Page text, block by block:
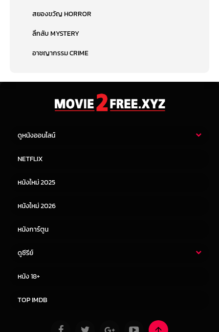
สยองขวัญ HORROR
ลึกลับ MYSTERY
อาชญากรรม CRIME
ดูหนังออนไลน์
หนังจีน
NETFLIX
หนังใหม่ 2025
หนังใหม่ 2026
หนังการ์ตูน
ดูซีรีย์
หนัง 18+
TOP IMDB